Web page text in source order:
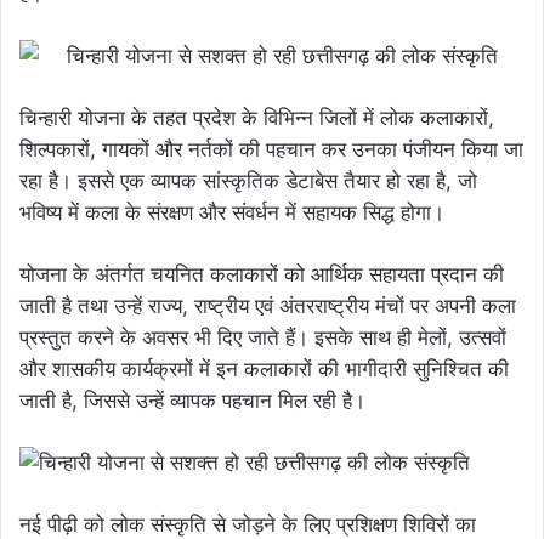
चिन्हारी योजना के तहत प्रदेश के विभिन्न जिलों में लोक कलाकारों,
शिल्पकारों, गायकों और नर्तकों की पहचान कर उनका पंजीयन किया जा
रहा है। इससे एक व्यापक सांस्कृतिक डेटाबेस तैयार हो रहा है, जो
भविष्य में कला के संरक्षण और संवर्धन में सहायक सिद्ध होगा।
योजना के अंतर्गत चयनित कलाकारों को आर्थिक सहायता प्रदान की
जाती है तथा उन्हें राज्य, राष्ट्रीय एवं अंतरराष्ट्रीय मंचों पर अपनी कला
प्रस्तुत करने के अवसर भी दिए जाते हैं। इसके साथ ही मेलों, उत्सवों
और शासकीय कार्यक्रमों में इन कलाकारों की भागीदारी सुनिश्चित की
जाती है, जिससे उन्हें व्यापक पहचान मिल रही है।
नई पीढ़ी को लोक संस्कृति से जोड़ने के लिए प्रशिक्षण शिविरों का